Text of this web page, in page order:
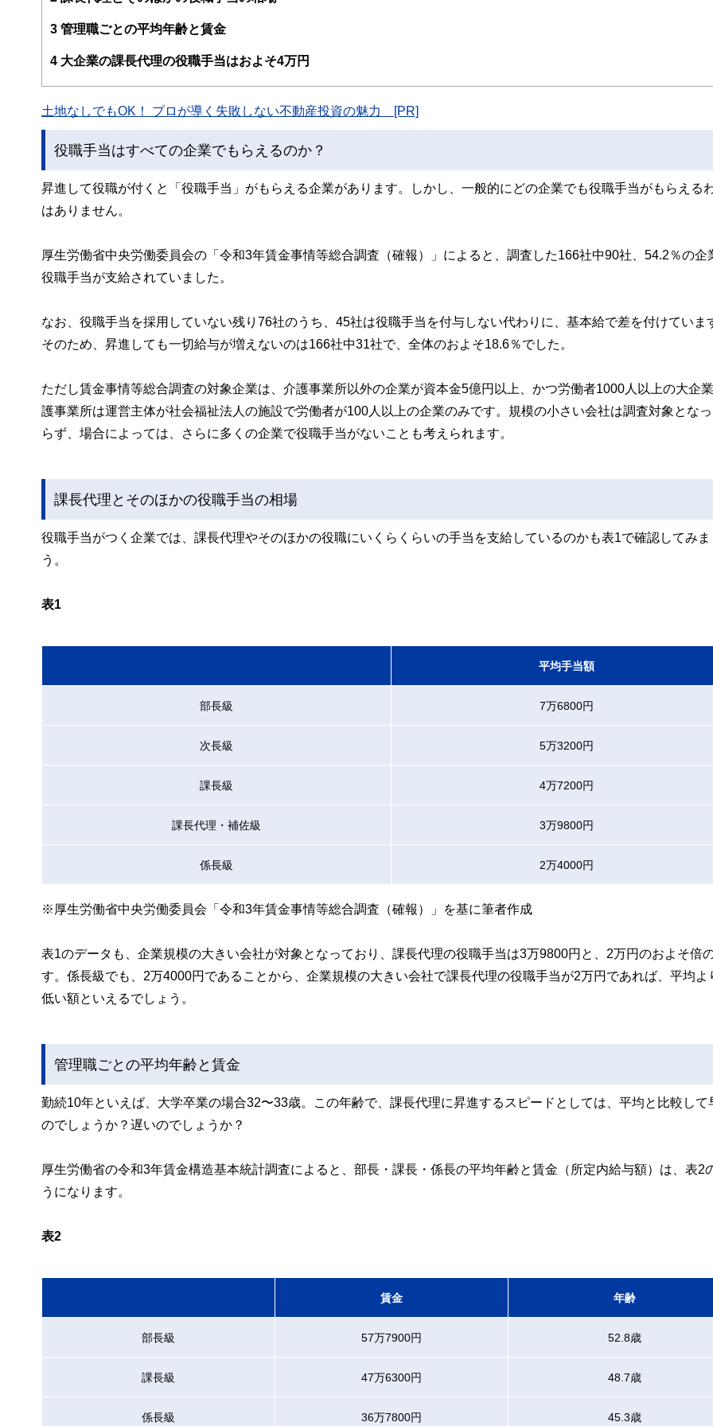
ー、公認会計士、社会保険労務士、行政書士、投資アナリスト、キャリアコンサルタントなど150名以上の有資格者を執筆者・監修者として迎
と、読み応えのあるコンテンツと確かな情報発信を実現しています。
私たちは、快適でより良い生活のアイデアを提供するお金のコンシェルジュを目指します。
3 管理職ごとの平均年齢と賃金
4 大企業の課長代理の役職手当はおよそ4万円
土地なしでもOK！ プロが導く失敗しない不動産投資の魅力 [PR]
役職手当はすべての企業でもらえるのか？
昇進して役職が付くと「役職手当」がもらえる企業があります。しかし、一般的にどの企業でも役職手当がもらえる
はありません。
厚生労働省中央労働委員会の「令和3年賃金事情等総合調査（確報）」によると、調査した166社中90社、54.2％の企
役職手当が支給されていました。
なお、役職手当を採用していない残り76社のうち、45社は役職手当を付与しない代わりに、基本給で差を付けていま
そのため、昇進しても一切給与が増えないのは166社中31社で、全体のおよそ18.6％でした。
ただし賃金事情等総合調査の対象企業は、介護事業所以外の企業が資本金5億円以上、かつ労働者1000人以上の大企
護事業所は運営主体が社会福祉法人の施設で労働者が100人以上の企業のみです。規模の小さい会社は調査対象とな
らず、場合によっては、さらに多くの企業で役職手当がないことも考えられます。
課長代理とそのほかの役職手当の相場
役職手当がつく企業では、課長代理やそのほかの役職にいくらくらいの手当を支給しているのかも表1で確認してみま
う。
表1
平均手当額
部長級 7万6800円
次長級 5万3200円
課長級 4万7200円
課長代理・補佐級 3万9800円
係長級 2万4000円
※厚生労働省中央労働委員会「令和3年賃金事情等総合調査（確報）」を基に筆者作成
表1のデータも、企業規模の大きい会社が対象となっており、課長代理の役職手当は3万9800円と、2万円のおよそ倍
す。係長級でも、2万4000円であることから、企業規模の大きい会社で課長代理の役職手当が2万円であれば、平均よ
低い額といえるでしょう。
管理職ごとの平均年齢と賃金
勤続10年といえば、大学卒業の場合32〜33歳。この年齢で、課長代理に昇進するスピードとしては、平均と比較して
のでしょうか？遅いのでしょうか？
厚生労働省の令和3年賃金構造基本統計調査によると、部長・課長・係長の平均年齢と賃金（所定内給与額）は、表2
うになります。
表2
賃金 年齢
部長級 57万7900円 52.8歳
課長級 47万6300円 48.7歳
係長級 36万7800円 45.3歳